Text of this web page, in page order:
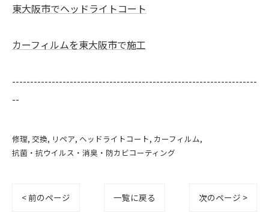
東大阪市でヘッドライトコート
カーフィルムを東大阪市で施工
--------------------------------------------------------------------
--
修理 交換 リペア ヘッドライトコート カーフィルム
抗菌・抗ウイルス・消臭・防カビコーティング
< 前のページ 一覧に戻る 次のページ >